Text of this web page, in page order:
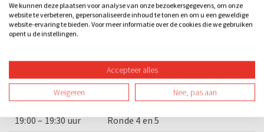
17:00 – 17:15 uur
Welkom en uitleg activiteit
17:15 – 17:45 uur
18:00 – 18:30 uur
Ronde 2 en 3
18:30 – 19:00 uur
Hoofdgerecht
19:00 – 19:30 uur
Ronde 4 en 5
We kunnen deze plaatsen voor analyse van onze bezoekersgegevens, om onze
website te verbeteren, gepersonaliseerde inhoud te tonen en om u een geweldige
website-ervaring te bieden. Voor meer informatie over de cookies die we gebruiken
opent u de instellingen.
Accepteer alles
Weigeren Nee, pas aan